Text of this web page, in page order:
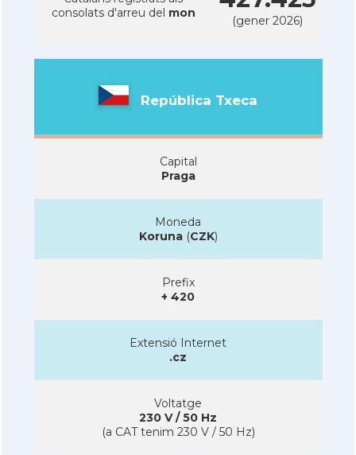
consolats d'arreu del mon
(gener 2026)
República Txeca
Capital
Praga
Moneda
Koruna(CZK)
Prefix
+ 420
Extensió Internet
.cz
Voltatge
230 V / 50 Hz
(a CAT tenim 230 V / 50 Hz)